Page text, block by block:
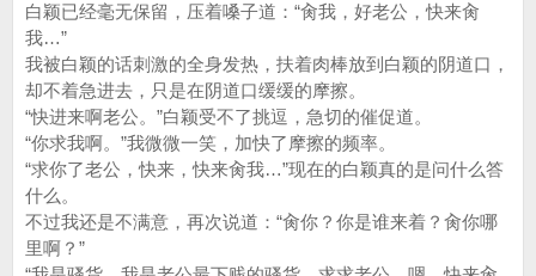
白颖已经毫无保留，压着嗓子道：“肏我，好老公，快来肏
我…”
我被白颖的话刺激的全身发热，扶着肉棒放到白颖的阴道口，
却不着急进去，只是在阴道口缓缓的摩擦。
“快进来啊老公。”白颖受不了挑逗，急切的催促道。
“你求我啊。”我微微一笑，加快了摩擦的频率。
“求你了老公，快来，快来肏我…”现在的白颖真的是问什么答
什么。
不过我还是不满意，再次说道：“肏你？你是谁来着？肏你哪
里啊？”